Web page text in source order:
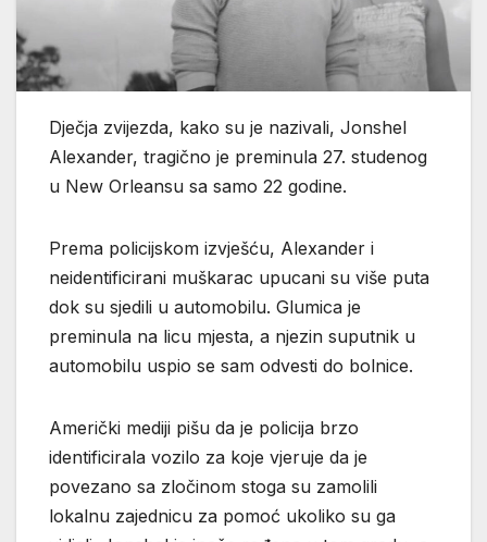
Dječja zvijezda, kako su je nazivali, Jonshel
Alexander, tragično je preminula 27. studenog
u New Orleansu sa samo 22 godine.
Prema policijskom izvješću, Alexander i
neidentificirani muškarac upucani su više puta
dok su sjedili u automobilu. Glumica je
preminula na licu mjesta, a njezin suputnik u
automobilu uspio se sam odvesti do bolnice.
Američki mediji pišu da je policija brzo
identificirala vozilo za koje vjeruje da je
povezano sa zločinom stoga su zamolili
lokalnu zajednicu za pomoć ukoliko su ga